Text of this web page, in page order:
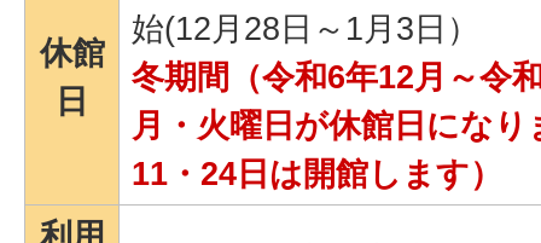
休館
日
始(12月28日～1月3日）
冬期間（令和6年12月～令
月・火曜日が休館日にな
11・24日は開館します）
利用